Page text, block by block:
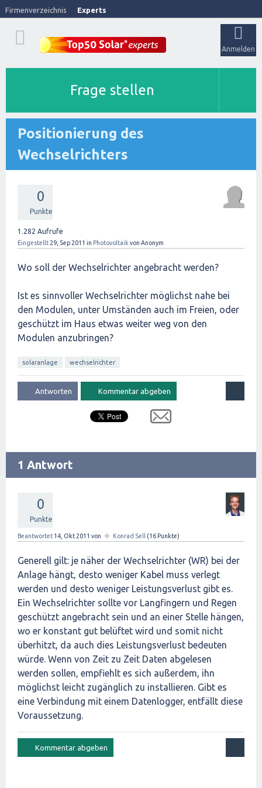
Firmenverzeichnis Experts
Anmelden
Frage stellen
Positionierung des
Wechselrichters
0
Punkte
1.282 Aufrufe
Eingestellt 29, Sep 2011 in Photovoltaik von Anonym
Wo soll der Wechselrichter angebracht werden?
Ist es sinnvoller Wechselrichter möglichst nahe bei
den Modulen, unter Umständen auch im Freien, oder
geschützt im Haus etwas weiter weg von den
Modulen anzubringen?
solaranlage wechselrichter
1 Antwort
0
Punkte
Beantwortet 14, Okt 2011 von ✦ Konrad Sell (16 Punkte)
Generell gilt: je näher der Wechselrichter (WR) bei der
Anlage hängt, desto weniger Kabel muss verlegt
werden und desto weniger Leistungsverlust gibt es.
Ein Wechselrichter sollte vor Langfingern und Regen
geschützt angebracht sein und an einer Stelle hängen,
wo er konstant gut belüftet wird und somit nicht
überhitzt, da auch dies Leistungsverlust bedeuten
würde. Wenn von Zeit zu Zeit Daten abgelesen
werden sollen, empfiehlt es sich außerdem, ihn
möglichst leicht zugänglich zu installieren. Gibt es
eine Verbindung mit einem Datenlogger, entfällt diese
Voraussetzung.